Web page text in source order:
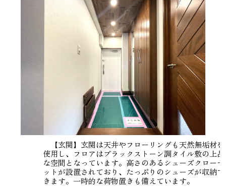
【玄関】玄関は天井やフローリングも天然無垢材を
使用し、フロアはブラックストーン調タイル敷の上品
な空間となっています。高さのあるシューズクローゼ
ットが設置されており、たっぷりのシューズが収納で
きます。一時的な荷物置きも備えています。